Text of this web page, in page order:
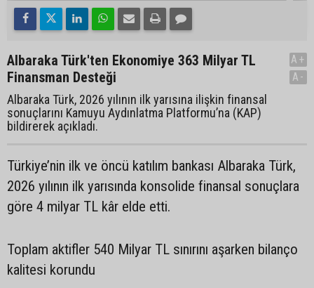
Albaraka Türk'ten Ekonomiye 363 Milyar TL
Finansman Desteği
Albaraka Türk, 2026 yılının ilk yarısına ilişkin finansal
sonuçlarını Kamuyu Aydınlatma Platformu’na (KAP)
bildirerek açıkladı.
A+
A-
Türkiye’nin ilk ve öncü katılım bankası Albaraka Türk,
2026 yılının ilk yarısında konsolide finansal sonuçlara
göre 4 milyar TL kâr elde etti.
Toplam aktifler 540 Milyar TL sınırını aşarken bilanço
kalitesi korundu